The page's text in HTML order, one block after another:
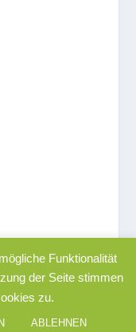
Funktionalität
der Seite stimmen
zu.
ABLEHNEN